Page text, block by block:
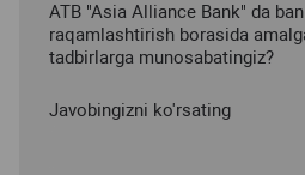
ATB "Asia Alliance Bank" da
raqamlashtirish borasida
tadbirlarga munosabatingiz?
Javobingizni ko'rsating